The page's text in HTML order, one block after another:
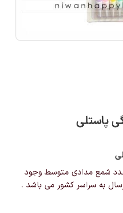
پاستلی
هر بسته بندی تعداد ۶ عدد شمع مدادی متوسط وجود
به سراسر کشور می باشد .